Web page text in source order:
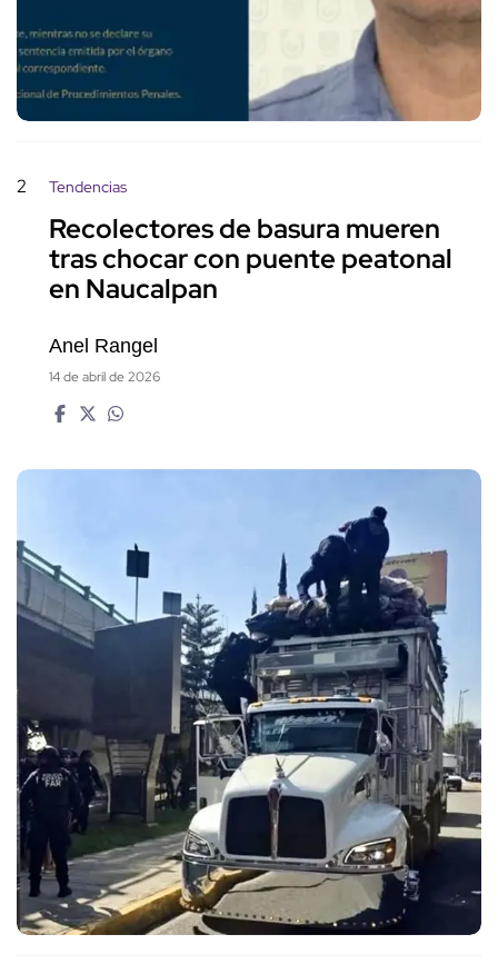
2 Tendencias
Recolectores de basura mueren
tras chocar con puente peatonal
en Naucalpan
Anel Rangel
14 de abril de 2026